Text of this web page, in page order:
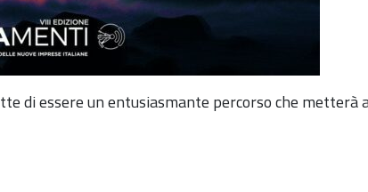
di essere un entusiasmante percorso che